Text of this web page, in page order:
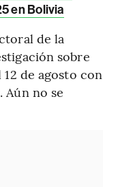
en Bolivia
de la
sobre
de agosto con
Aún no se